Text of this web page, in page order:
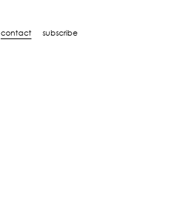
contact subscribe